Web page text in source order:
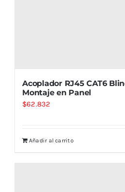
Acoplador RJ45 CAT6
Montaje en Panel
$62.832
Añadir al carrito